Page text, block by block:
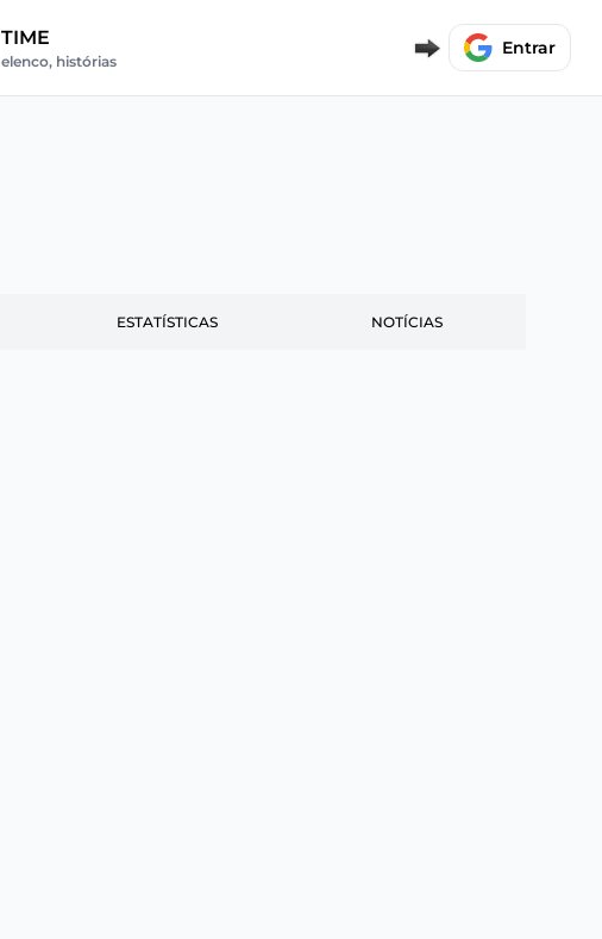
TIME
elenco, histórias
Entrar
ESTATÍSTICAS NOTÍCIAS